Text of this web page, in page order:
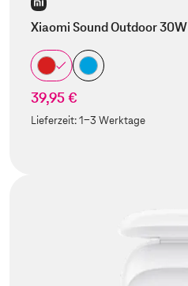
Xiaomi Sound Outdoor 30W
39,95 €
Lieferzeit:1-3 Werktage